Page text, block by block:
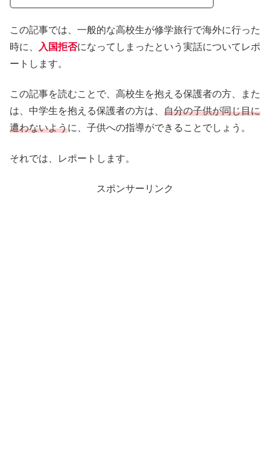
この記事では、一般的な高校生が修学旅行で海外に行った
時に、
入国拒否になってしまったという実話についてレポ
ートします。
この記事を読むことで、高校生を抱える保護者の方、また
は、中学生を抱える保護者の方は、 自分の子供が同じ目に
遭わないように、子供への指導ができることでしょう。
それでは、レポートします。
スポンサーリンク